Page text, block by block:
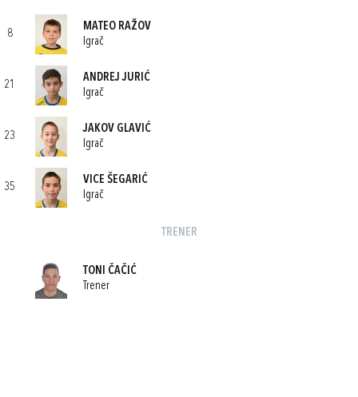
8
MATEO RAŽOV
Igrač
21
ANDREJ JURIĆ
Igrač
23
JAKOV GLAVIĆ
Igrač
35
VICE ŠEGARIĆ
Igrač
TRENER
TONI ČAČIĆ
Trener